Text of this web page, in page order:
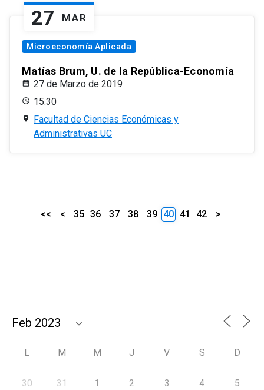
27 MAR
Microeconomía Aplicada
Matías Brum, U. de la República-Economía
27 de Marzo de 2019
15:30
Facultad de Ciencias Económicas y
Administrativas UC
<< < 35 36 37 38 39 40 41 42 >
L M M J V S D
30 31 1 2 3 4 5